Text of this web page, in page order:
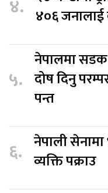
४. ४०६ जनालाई
५.
नेपालमा सडक
दोष दिनु
पन्त
६. नेपाली सेनामा
व्यक्ति पक्राउ